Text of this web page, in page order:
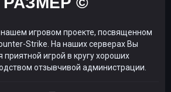
игровом проекте, посвященном
Strike. На наших серверах Вы
игрой в кругу хороших
отзывчивой администрации.